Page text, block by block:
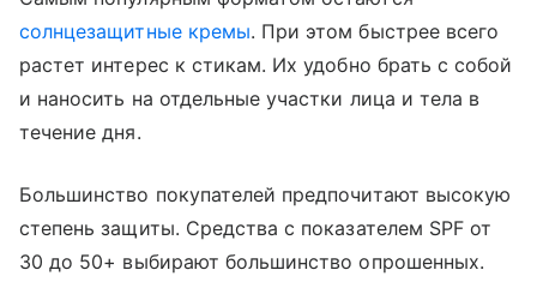
солнцезащитные кремы. При этом быстрее всего
растет интерес к стикам. Их удобно брать с собой
и наносить на отдельные участки лица и тела в
течение дня.
Большинство покупателей предпочитают высокую
степень защиты. Средства с показателем SPF от
30 до 50+ выбирают большинство опрошенных.